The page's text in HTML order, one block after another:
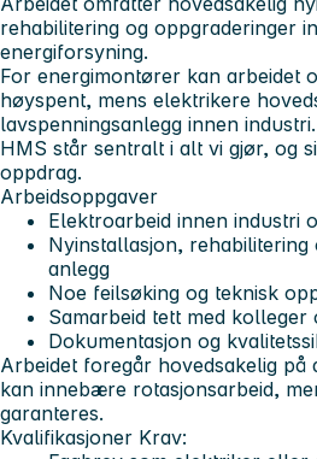
rehabilitering og oppgraderinger
energiforsyning.
For energimontører kan arbeidet
høyspent, mens elektrikere
lavspenningsanlegg innen industri.
HMS står sentralt i alt vi gjør, og
oppdrag.
Arbeidsoppgaver
Elektroarbeid innen industri
Nyinstallasjon,
anlegg
Noe feilsøking og teknisk
Samarbeid tett med kolleger
Dokumentasjon og
Arbeidet foregår hovedsakelig på
kan innebære rotasjonsarbeid,
garanteres.
Kvalifikasjoner Krav: